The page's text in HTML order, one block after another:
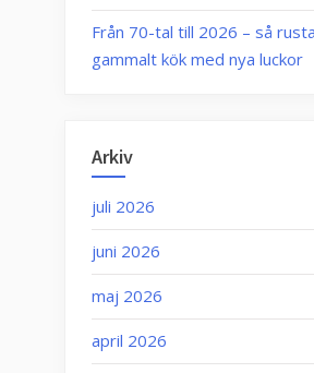
Från 70-tal till 2026 – så
gammalt kök med nya luckor
Arkiv
juli 2026
juni 2026
maj 2026
april 2026